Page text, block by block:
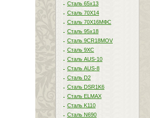
Сталь 65х13
Сталь 70Х14
Сталь 70Х16МФС
Сталь 95х18
Сталь 9CR18MOV
Сталь 9ХС
Сталь AUS-10
Сталь AUS-8
Сталь D2
Сталь DSR1K6
Сталь ELMAX
Сталь K110
Сталь N690